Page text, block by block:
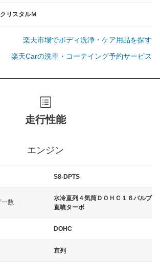
リスタルＭ
楽天市場でボディ洗浄・ケア用品を探す
楽天Carの洗車・コーテイング予約サービス
走行性能
エンジン
S8-DPTS
ー数
水冷直列４気筒ＤＯＨＣ１６バルブ
直噴ターボ
DOHC
直列